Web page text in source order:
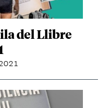
del Llibre